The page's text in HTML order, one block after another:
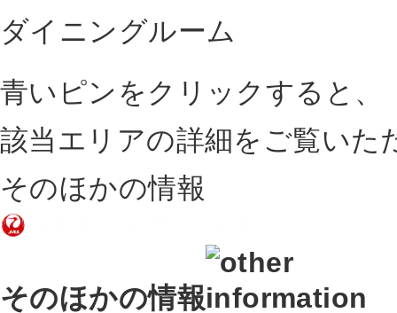
ダイニングルーム
青いピンをクリックすると、
該当エリアの詳細をご覧いた
そのほかの情報
そのほかの情報